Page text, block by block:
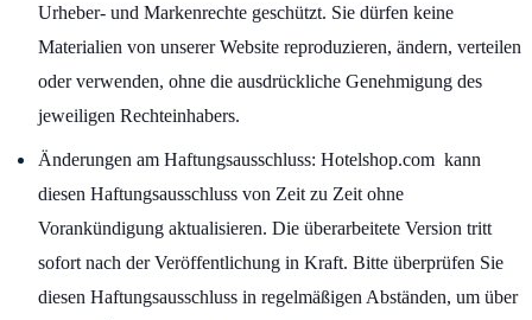
Urheber- und Markenrechte geschützt. Sie dürfen keine
Materialien von unserer Website reproduzieren, ändern, verteilen
oder verwenden, ohne die ausdrückliche Genehmigung des
jeweiligen Rechteinhabers.
Änderungen am Haftungsausschluss: Hotelshop.com kann
diesen Haftungsausschluss von Zeit zu Zeit ohne
Vorankündigung aktualisieren. Die überarbeitete Version tritt
sofort nach der Veröffentlichung in Kraft. Bitte überprüfen Sie
diesen Haftungsausschluss in regelmäßigen Abständen, um über